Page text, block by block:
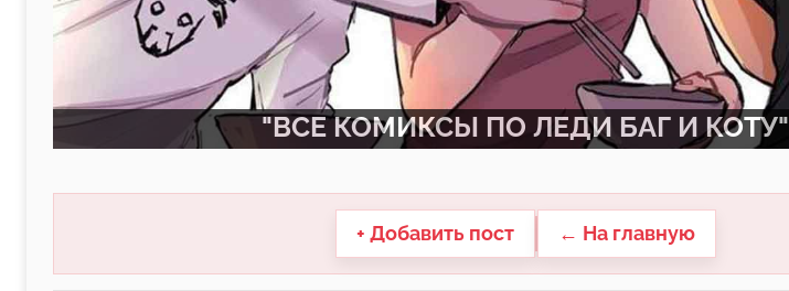
"ВСЕ КОМИКСЫ ПО ЛЕДИ БАГ И КОТУ"
+ Добавить пост ← На главную